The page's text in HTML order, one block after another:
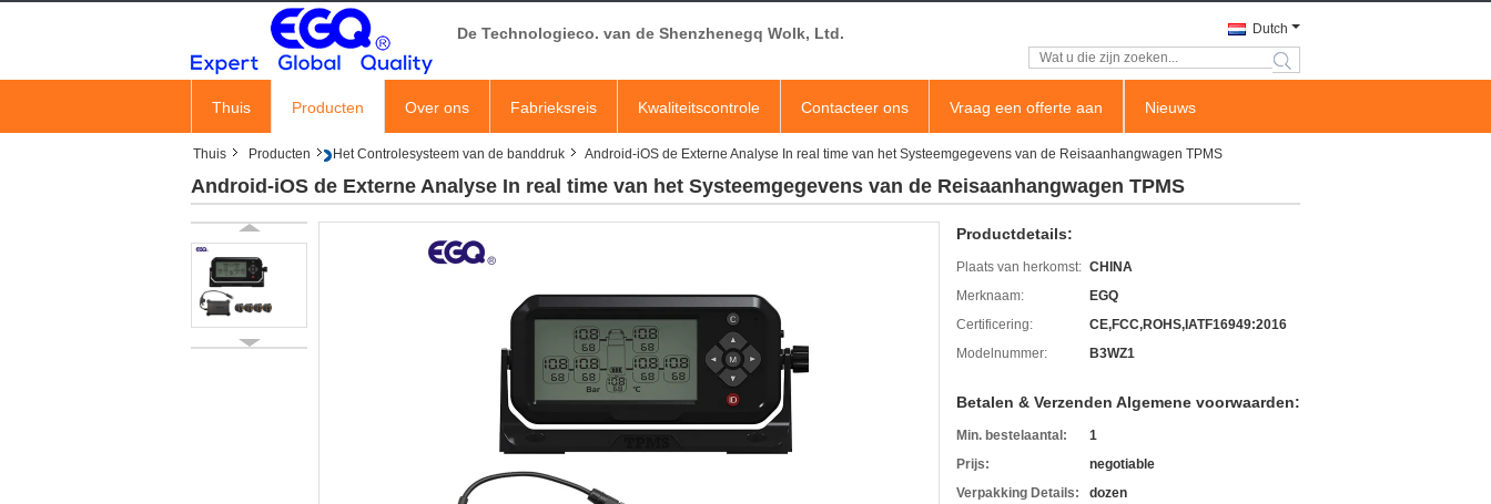
De Technologieco. van de Shenzhenegq Wolk, Ltd. Dutch
search
Thuis Producten Over ons Fabrieksreis Kwaliteitscontrole Contacteer ons Vraag een offerte aan Nieuws
Thuis Producten Het Controlesysteem van de banddruk Android-iOS de Externe Analyse In real time van het Systeemgegevens van de Reisaanhangwagen TPMS
Android-iOS de Externe Analyse In real time van het Systeemgegevens van de Reisaanhangwagen TPMS
Productdetails:
Plaats van herkomst: CHINA
Merknaam:
EGQ
Certificering:
CE,FCC,ROHS,IATF16949:2016
Modelnummer:
B3WZ1
Betalen & Verzenden Algemene voorwaarden:
Min. bestelaantal:
1
Prijs:
negotiable
Verpakking Details:
dozen